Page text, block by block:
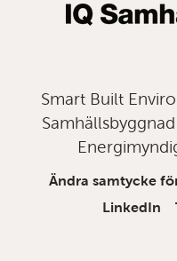
Smart Built
Ändra samtycke
LinkedIn